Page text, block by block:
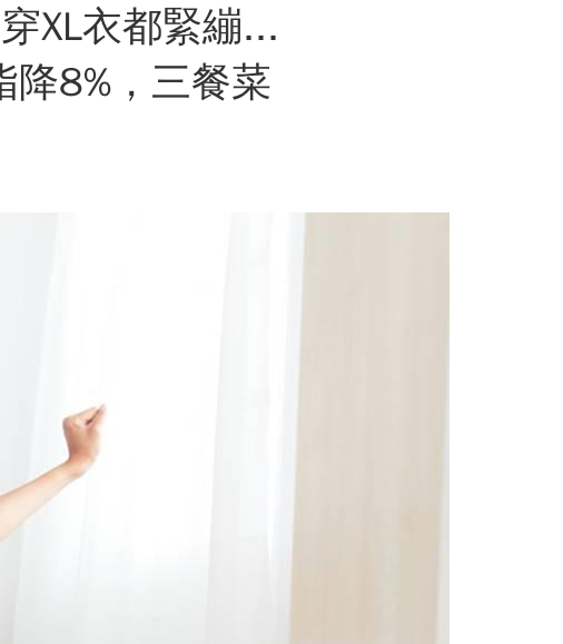
XL衣都緊繃...
降8%，三餐菜